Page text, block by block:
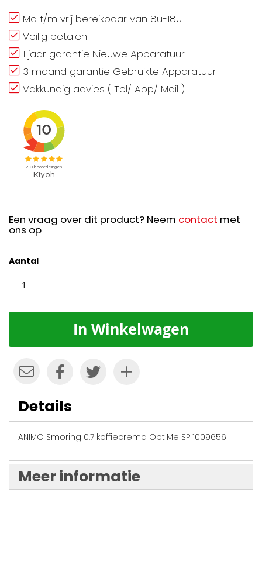
Ma t/m vrij bereikbaar van 8u-18u
Veilig betalen
1 jaar garantie Nieuwe Apparatuur
3 maand garantie Gebruikte Apparatuur
Vakkundig advies ( Tel/ App/ Mail )
Een vraag over dit product? Neem contact met
ons op
Aantal
In Winkelwagen
Details
ANIMO Smoring 0.7 koffiecrema OptiMe SP 1009656
Meer informatie